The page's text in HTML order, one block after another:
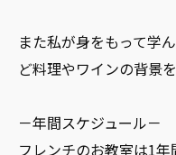
また私が身をもって学
ど料理やワインの背景
－年間スケジュール－
フレンチのお教室は1